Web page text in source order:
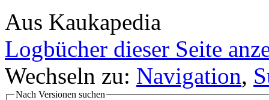
Aus Kaukapedia
Logbücher dieser Seite
Wechseln zu: Navigation,
Nach Versionen suchen